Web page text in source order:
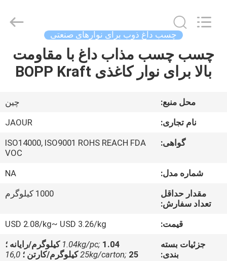
خانه
درباره
کارخانه
کیفیت
Adhesive
Products
Reserved.
چسب داغ ذوب برای نوارهای صنعتی
چسب چسب مذاب داغ با مقاومت
بالا برای نوار کاغذی BOPP Kraft
محل منبع:
چین
نام تجاری:
JAOUR
گواهی:
ISO14000, ISO9001 ROHS REACH FDA
VOC
شماره مدل:
NA
مقدار حداقل
تعداد سفارش:
1000 کیلوگرم
قیمت:
USD 2.08/kg~ USD 3.26/kg
جزئیات بسته
بندی:
1.04kg/pc; 1.04 کیلوگرم/رایانه ؛
25kg/carton; 25 کیلوگرم/کارتن ؛
16,0